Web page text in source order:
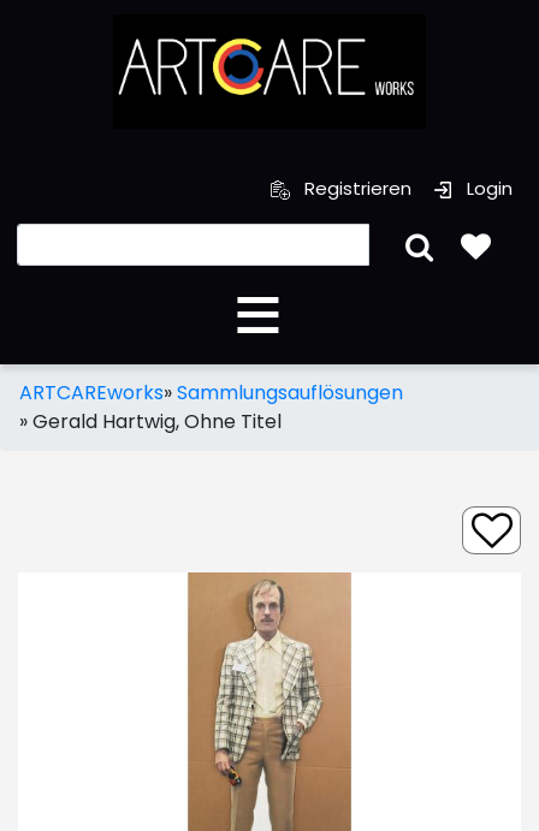
Registrieren Login
ARTCAREworks»Sammlungsauflösungen
»Gerald Hartwig, Ohne Titel